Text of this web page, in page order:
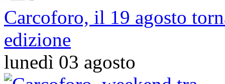
Carcoforo, il 19 agosto
edizione
lunedì 03 agosto